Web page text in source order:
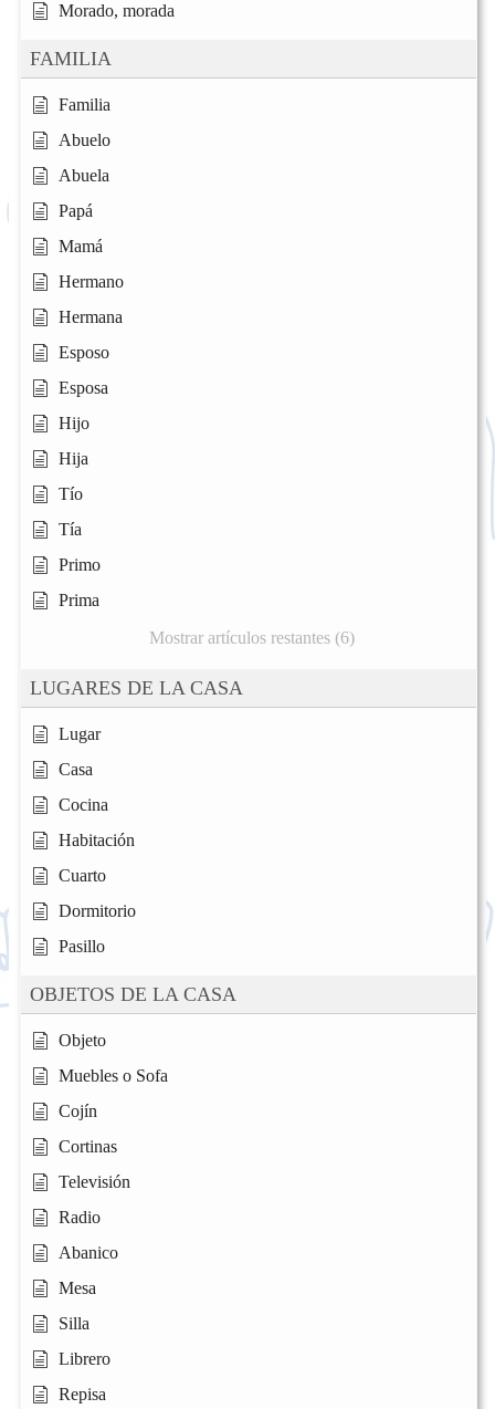
Morado, morada
FAMILIA
Familia
Abuelo
Abuela
Papá
Mamá
Hermano
Hermana
Esposo
Esposa
Hijo
Hija
Tío
Tía
Primo
Prima
Mostrar artículos restantes (6)
LUGARES DE LA CASA
Lugar
Casa
Cocina
Habitación
Cuarto
Dormitorio
Pasillo
OBJETOS DE LA CASA
Objeto
Muebles o Sofa
Cojín
Cortinas
Televisión
Radio
Abanico
Mesa
Silla
Librero
Repisa